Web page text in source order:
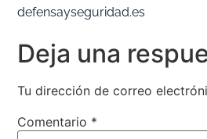
defensayseguridad.es
Deja una
Tu dirección de correo
Comentario *